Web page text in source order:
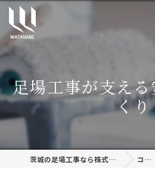
足場工事が支え
くり
茨城の足場工事なら株式会社渡邊建設 コラム